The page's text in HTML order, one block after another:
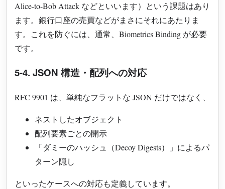
Alice-to-Bob Attack などといいます）という課題はあり
ます。銀行口座の売買などがまさにそれにあたりま
す。これを防ぐには、通常、Biometrics Binding が必要
です。
5-4. JSON 構造・配列への対応
RFC 9901 は、単純なフラットな JSON だけではなく、
ネストしたオブジェクト
配列要素ごとの開示
「ダミーのハッシュ（Decoy Digests）」によるパ
ターン隠し
といったケースへの対応も定義しています。